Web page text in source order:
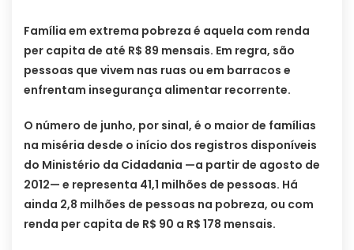
Família em extrema pobreza é aquela com renda
per capita de até R$ 89 mensais. Em regra, são
pessoas que vivem nas ruas ou em barracos e
enfrentam insegurança alimentar recorrente.
O número de junho, por sinal, é o maior de famílias
na miséria desde o início dos registros disponíveis
do Ministério da Cidadania —a partir de agosto de
2012— e representa 41,1 milhões de pessoas. Há
ainda 2,8 milhões de pessoas na pobreza, ou com
renda per capita de R$ 90 a R$ 178 mensais.